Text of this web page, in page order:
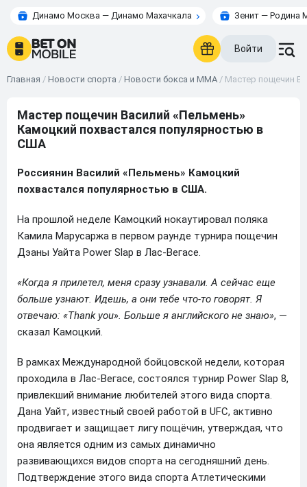
Динамо Москва — Динамо Махачкала Зенит — Родина
Войти
Главная / Новости спорта / Новости бокса и ММА / Мастер пощечин
Мастер пощечин Василий «Пельмень»
Камоцкий похвастался популярностью в
США
Россиянин Василий «Пельмень» Камоцкий
похвастался популярностью в США.
На прошлой неделе Камоцкий нокаутировал поляка
Камила Марусаржа в первом раунде турнира пощечин
Дэаны Уайта Power Slap в Лас-Вегасе.
«Когда я прилетел, меня сразу узнавали. А сейчас еще
больше узнают. Идешь, а они тебе что-то говорят. Я
отвечаю: «Thank you». Больше я английского не знаю», —
сказал Камоцкий.
В рамках Международной бойцовской недели, которая
проходила в Лас-Вегасе, состоялся турнир Power Slap 8,
привлекший внимание любителей этого вида спорта.
Дана Уайт, известный своей работой в UFC, активно
продвигает и защищает лигу пощёчин, утверждая, что
она является одним из самых динамично
развивающихся видов спорта на сегодняшний день.
Подтверждение этого вида спорта Атлетическими